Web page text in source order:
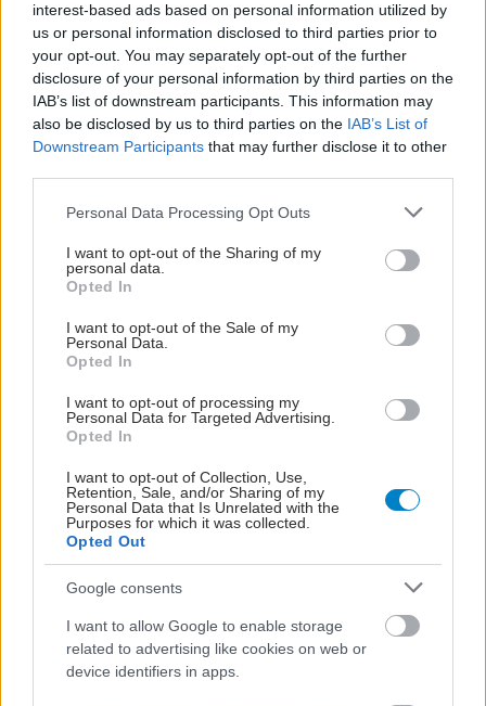
interest-based ads based on personal information utilized by
us or personal information disclosed to third parties prior to
your opt-out. You may separately opt-out of the further
disclosure of your personal information by third parties on the
IAB’s list of downstream participants. This information may
also be disclosed by us to third parties on the IAB’s List of
Downstream Participants that may further disclose it to other
Please note that this website/app uses one or more Google
not limited to your visit or usage behaviour. You may click to
grant or deny consent to Google and its third-party tags to
use your data for below specified purposes in below Google
consent section.
Personal Data Processing Opt Outs
I want to opt-out of the Sharing of my
personal data.
Opted In
I want to opt-out of the Sale of my
Personal Data.
Opted In
I want to opt-out of processing my
Personal Data for Targeted Advertising.
Opted In
I want to opt-out of Collection, Use,
Retention, Sale, and/or Sharing of my
Personal Data that Is Unrelated with the
Purposes for which it was collected.
Opted Out
Google consents
I want to allow Google to enable storage
related to advertising like cookies on web or
device identifiers in apps.